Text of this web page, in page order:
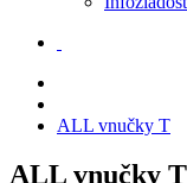
ALL vnučky T
ALL vnučky T